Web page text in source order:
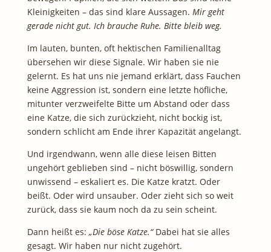
Kleinigkeiten – das sind klare Aussagen. Mir geht
gerade nicht gut. Ich brauche Ruhe. Bitte bleib weg.
Im lauten, bunten, oft hektischen Familienalltag
übersehen wir diese Signale. Wir haben sie nie
gelernt. Es hat uns nie jemand erklärt, dass Fauchen
keine Aggression ist, sondern eine letzte höfliche,
mitunter verzweifelte Bitte um Abstand oder dass
eine Katze, die sich zurückzieht, nicht bockig ist,
sondern schlicht am Ende ihrer Kapazität angelangt.
Und irgendwann, wenn alle diese leisen Bitten
ungehört geblieben sind – nicht böswillig, sondern
unwissend – eskaliert es. Die Katze kratzt. Oder
beißt. Oder wird unsauber. Oder zieht sich so weit
zurück, dass sie kaum noch da zu sein scheint.
Dann heißt es: „Die böse Katze.“Dabei hat sie alles
gesagt. Wir haben nur nicht zugehört.